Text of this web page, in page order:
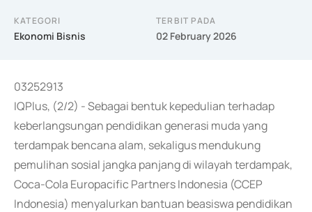
KATEGORI
Ekonomi Bisnis
TERBIT PADA
02 February 2026
03252913
IQPlus, (2/2) - Sebagai bentuk kepedulian terhadap
keberlangsungan pendidikan generasi muda yang
terdampak bencana alam, sekaligus mendukung
pemulihan sosial jangka panjang di wilayah terdampak,
Coca-Cola Europacific Partners Indonesia (CCEP
Indonesia) menyalurkan bantuan beasiswa pendidikan